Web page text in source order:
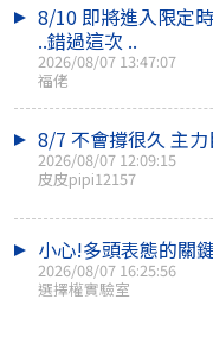
8/10 即將進入限定
..錯過這次 ..
2026/08/07 13:47:07
福佬
8/7 不會撐很久 主力
2026/08/07 12:09:15
皮皮pipi12157
小心!多頭表態的關
2026/08/07 16:25:56
選擇權實驗室